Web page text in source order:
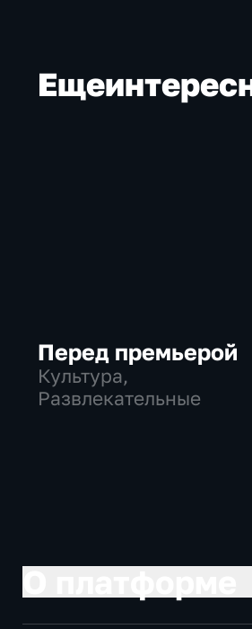
Еще
Перед премьерой
Культура,
Развлекательные